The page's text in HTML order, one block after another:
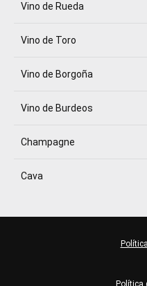
Vino de Rueda
Vino de Toro
Vino de Borgoña
Vino de Burdeos
Champagne
Cava